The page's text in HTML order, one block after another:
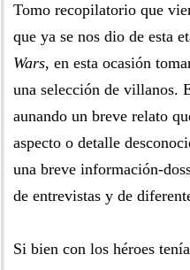
Tomo recopilatorio que
que ya se nos dio de esta
Wars, en esta ocasión
una selección de villanos.
aunando un breve relato
aspecto o detalle
una breve información-
de entrevistas y de
Si bien con los héroes